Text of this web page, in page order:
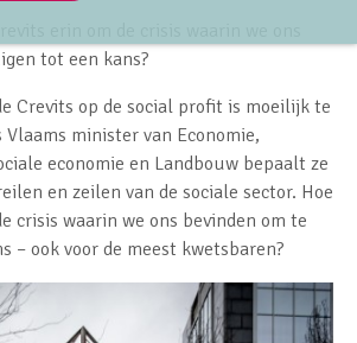
tot een kans?
Crevits op de social profit is moeilijk te
minister van Economie,
economie en Landbouw bepaalt ze
en zeilen van de sociale sector. Hoe
crisis waarin we ons bevinden om te
– ook voor de meest kwetsbaren?